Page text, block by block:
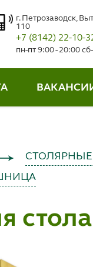
г. Петрозаводск,
110
+7 (8142) 22-10-
пн-пт 9:00 - 20:00